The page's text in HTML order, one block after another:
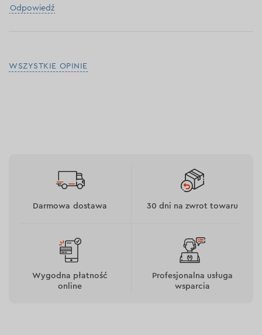
Odpowiedź
WSZYSTKIE OPINIE
Darmowa dostawa 30 dni na zwrot towaru
Wygodna płatność
online
Profesjonalna usługa
wsparcia